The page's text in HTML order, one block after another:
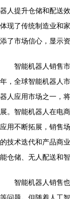
器人提升仓储和配送
体现了传统制造业和
添了市场信心，显示
智能机器人销售
年，全球智能机器人
器人应用市场之一，
展。智能机器人在电
应用不断拓展，销售
的技术迭代和产品商
能仓储、无人配送和
智能机器人销售